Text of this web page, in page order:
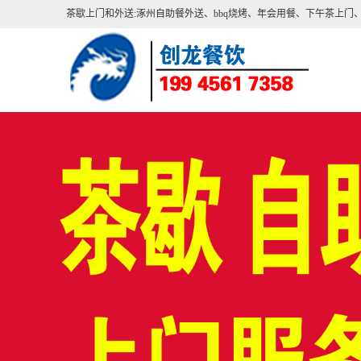
茶歇上门 和外送:涿州自助餐外送、 bbq烧烤、 年会用餐、 下午茶上门